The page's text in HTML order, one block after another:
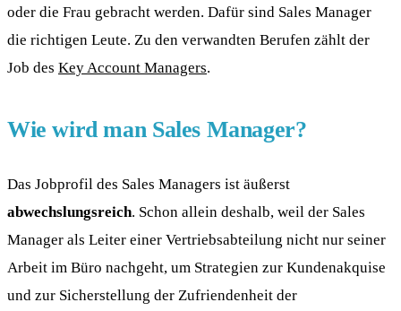
oder die Frau gebracht werden. Dafür sind Sales Manager
die richtigen Leute. Zu den verwandten Berufen zählt der
Job des Key Account Managers.
Wie wird man Sales Manager?
Das Jobprofil des Sales Managers ist äußerst
abwechslungsreich. Schon allein deshalb, weil der Sales
Manager als Leiter einer Vertriebsabteilung nicht nur seiner
Arbeit im Büro nachgeht, um Strategien zur Kundenakquise
und zur Sicherstellung der Zufriendenheit der